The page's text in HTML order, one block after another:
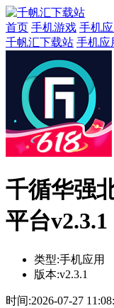
首页 手机游戏 手机应
千帆汇下载站 手机应
千循华强
平台v2.3.1
类型:手机应用
版本:v2.3.1
时间:2026-07-27